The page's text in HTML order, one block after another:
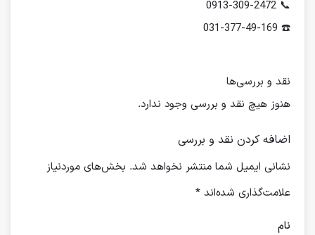
📞 0913-309-2472
☎️ 031-377-49-169
نقد و بررسی‌ها
هنوز هیچ نقد و بررسی وجود ندارد.
اضافه کردن نقد و بررسی
نشانی ایمیل شما منتشر نخواهد شد. بخش‌های موردنیاز
علامت‌گذاری شده‌اند *
نام